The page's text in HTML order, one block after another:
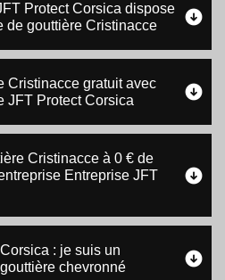
Protect Corsica dispose
de gouttière Cristinacce
Cristinacce gratuit avec
JFT Protect Corsica
Cristinacce à 0 € de
Entreprise JFT
: je suis un
chevronné